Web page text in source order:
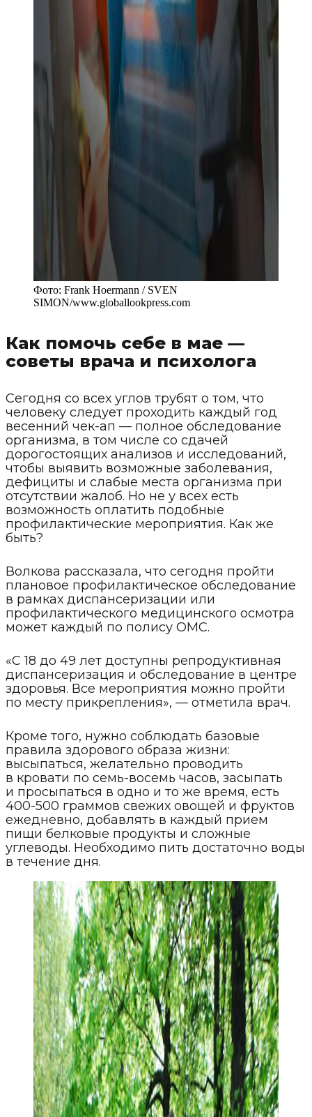
Фото: Frank Hoermann / SVEN
SIMON/www.globallookpress.com
Как помочь себе в мае —
советы врача и психолога
Сегодня со всех углов трубят о том, что
человеку следует проходить каждый год
весенний чек-ап — полное обследование
организма, в том числе со сдачей
дорогостоящих анализов и исследований,
чтобы выявить возможные заболевания,
дефициты и слабые места организма при
отсутствии жалоб. Но не у всех есть
возможность оплатить подобные
профилактические мероприятия. Как же
быть?
Волкова рассказала, что сегодня пройти
плановое профилактическое обследование
в рамках диспансеризации или
профилактического медицинского осмотра
может каждый по полису ОМС.
«С 18 до 49 лет доступны репродуктивная
диспансеризация и обследование в центре
здоровья. Все мероприятия можно пройти
по месту прикрепления», — отметила врач.
Кроме того, нужно соблюдать базовые
правила здорового образа жизни:
высыпаться, желательно проводить
в кровати по семь-восемь часов, засыпать
и просыпаться в одно и то же время, есть
400-500 граммов свежих овощей и фруктов
ежедневно, добавлять в каждый прием
пищи белковые продукты и сложные
углеводы. Необходимо пить достаточно воды
в течение дня.